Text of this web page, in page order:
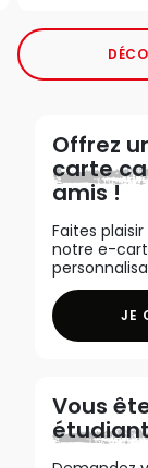
Offrez
carte
amis !
Faites
notre e-
JE
Vous